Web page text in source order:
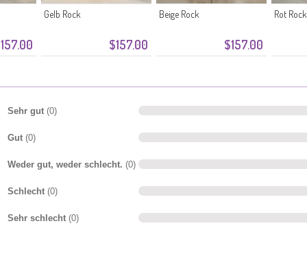
$157.00
Gelb Rock
$157.00
Beige Rock Rot Rock
Sehr gut (0)
Gut (0)
Weder gut, weder schlecht. (0)
Schlecht (0)
Sehr schlecht (0)